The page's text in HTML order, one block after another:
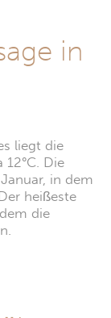
in
liegt die
Die
in dem
heißeste
die